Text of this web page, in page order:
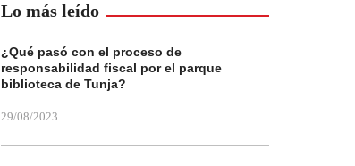
Lo más leído
¿Qué pasó con el proceso de
responsabilidad fiscal por el parque
biblioteca de Tunja?
29/08/2023